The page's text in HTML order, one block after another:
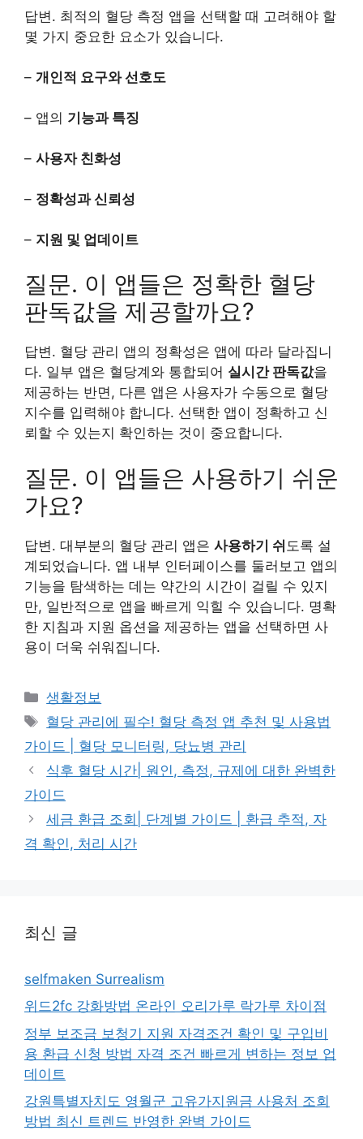
답변. 최적의 혈당 측정 앱을 선택할 때 고려해야 할
몇 가지 중요한 요소가 있습니다.
– 개인적 요구와 선호도
– 앱의 기능과 특징
– 사용자 친화성
– 정확성과 신뢰성
– 지원 및 업데이트
질문. 이 앱들은 정확한 혈당
판독값을 제공할까요?
답변. 혈당 관리 앱의 정확성은 앱에 따라 달라집니
다. 일부 앱은 혈당계와 통합되어 실시간 판독값을
제공하는 반면, 다른 앱은 사용자가 수동으로 혈당
지수를 입력해야 합니다. 선택한 앱이 정확하고 신
뢰할 수 있는지 확인하는 것이 중요합니다.
질문. 이 앱들은 사용하기 쉬운
가요?
답변. 대부분의 혈당 관리 앱은 사용하기 쉬 도록 설
계되었습니다. 앱 내부 인터페이스를 둘러보고 앱의
기능을 탐색하는 데는 약간의 시간이 걸릴 수 있지
만, 일반적으로 앱을 빠르게 익힐 수 있습니다. 명확
한 지침과 지원 옵션을 제공하는 앱을 선택하면 사
용이 더욱 쉬워집니다.
카
테
리
생활정보
태
그
혈당 관리에 필수! 혈당 측정 앱 추천 및 사용법
가이드 | 혈당 모니터링, 당뇨병 관리
식후 혈당 시간| 원인, 측정, 규제에 대한 완벽한
가이드
세금 환급 조회| 단계별 가이드 | 환급 추적, 자
격 확인, 처리 시간
최신 글
selfmaken Surrealism
위드2fc 강화방법 온라인 오리가루 락가루 차이점
정부 보조금 보청기 지원 자격조건 확인 및 구입비
용 환급 신청 방법 자격 조건 빠르게 변하는 정보 업
데이트
강원특별자치도 영월군 고유가지원금 사용처 조회
방법 최신 트렌드 반영한 완벽 가이드